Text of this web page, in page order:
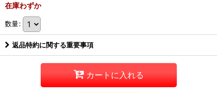
在庫わずか
数量:
返品特約に関する重要事項
カートに入れる